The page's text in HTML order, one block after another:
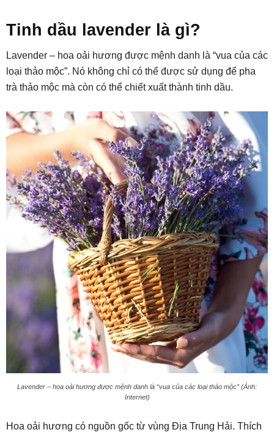
Tinh dầu lavender là gì?
Lavender – hoa oải hương được mệnh danh là “vua của các
loại thảo mộc”. Nó không chỉ có thể được sử dụng để pha
trà thảo mộc mà còn có thể chiết xuất thành tinh dầu.
Lavender – hoa oải hương được mệnh danh là “vua của các loại thảo mộc” (Ảnh:
Internet)
Hoa oải hương có nguồn gốc từ vùng Địa Trung Hải. Thích